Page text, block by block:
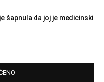
šapnula da joj je medicinski